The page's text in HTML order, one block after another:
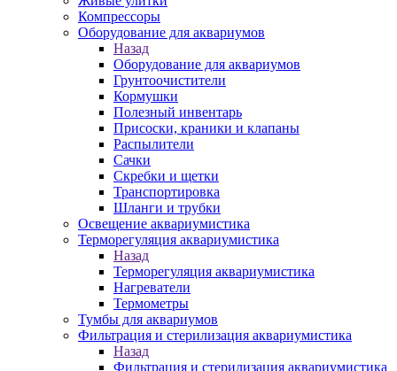
Компрессоры
Оборудование для аквариумов
Назад
Оборудование для аквариумов
Грунтоочистители
Кормушки
Полезный инвентарь
Присоски, краники и клапаны
Распылители
Сачки
Скребки и щетки
Транспортировка
Шланги и трубки
Освещение аквариумистика
Терморегуляция аквариумистика
Назад
Терморегуляция аквариумистика
Нагреватели
Термометры
Тумбы для аквариумов
Фильтрация и стерилизация аквариумистика
Назад
Фильтрация и стерилизация аквариумистика